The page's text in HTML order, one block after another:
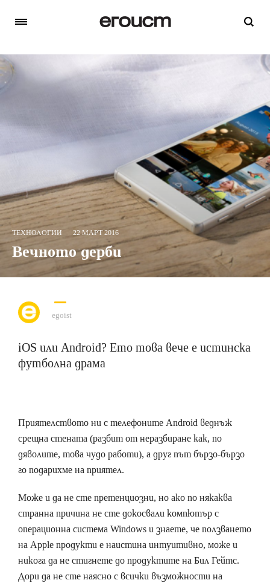
ТЕХНОЛОГИИ 22 МАРТ 2016
Вечното дерби
egoist
iOS или Android? Ето това вече е истинска
футболна драма
Приятелството ни с телефоните Android веднъж
срещна стената (разбит от неразбиране как, по
дяволите, това чудо работи), а друг път бързо-бързо
го подарихме на приятел.
Може и да не сте претенциозни, но ако по някаква
странна причина не сте докосвали компютър с
операционна система Windows и знаете, че ползването
на Apple продукти е наистина интуитивно, може и
никога да не стигнете до продуктите на Бил Гейтс.
Дори да не сте наясно с всички възможности на